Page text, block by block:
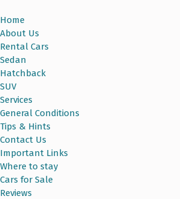
Home
About Us
Rental Cars
Sedan
Hatchback
SUV
Services
General Conditions
Tips & Hints
Contact Us
Important Links
Where to stay
Cars for Sale
Reviews